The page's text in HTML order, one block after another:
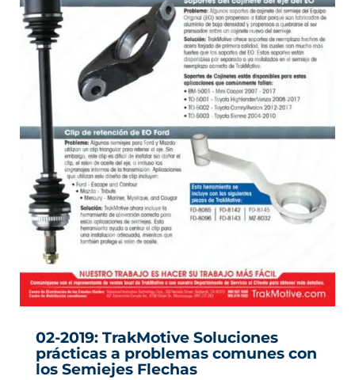
02-2019: TrakMotive Soluciones
prácticas a problemas comunes con
los Semiejes Flechas